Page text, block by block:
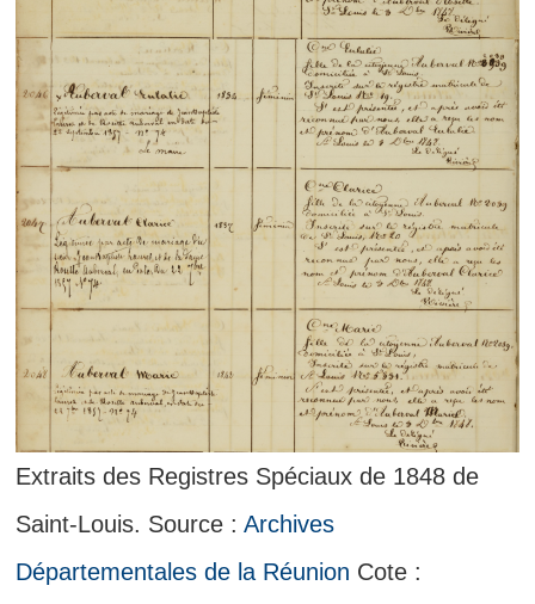
Extraits des Registres Spéciaux de 1848 de
Saint-Louis. Source : Archives
Départementales de la Réunion Cote :